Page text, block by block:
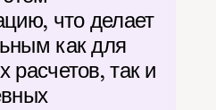
что делает
как для
расчетов, так и